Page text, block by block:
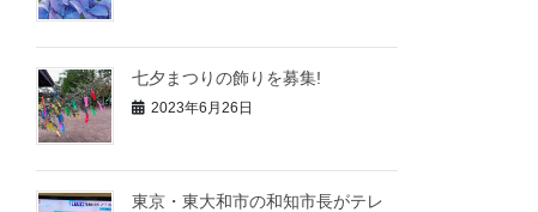
七夕まつりの飾りを募集!
2023年6月26日
東京・東大和市の和知市長がテレ